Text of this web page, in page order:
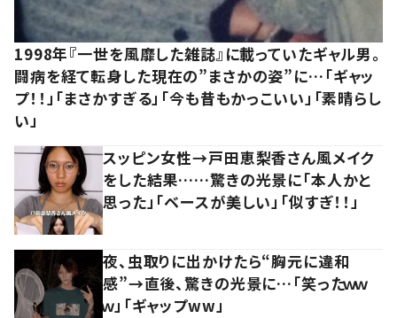
1998年『一世を風靡した雑誌』に載っていたギャル男。
闘病を経て転身した現在の”まさかの姿”に…「ギャッ
プ！！」「まさかすぎる」「今も昔もかっこいい」「素晴らし
い」
スッピン女性→戸田恵梨香さん風メイク
をした結果……驚きの光景に「本人かと
思った」「ベースが美しい」「似すぎ！！」
夜、虫取りに出かけたら“胸元に違和
感”→直後、驚きの光景に…「笑ったｗｗ
ｗ」「ギャップww」